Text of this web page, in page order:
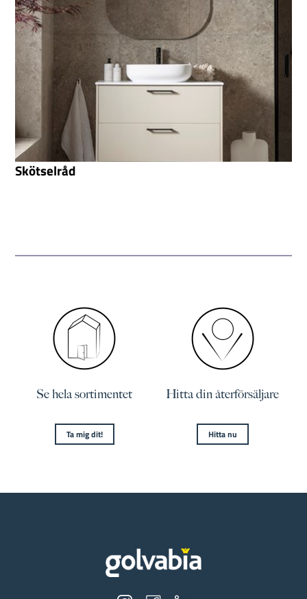
Skötselråd
Se hela sortimentet
Ta mig dit!
Hitta din återförsäljare
Hitta nu